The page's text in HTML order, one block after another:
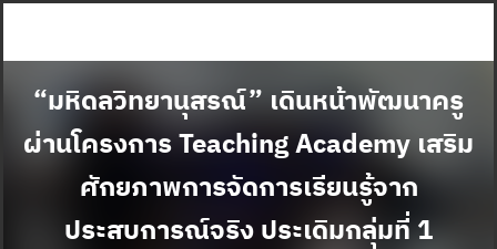
“มหิดลวิทยานุสรณ์” เดินหน้าพัฒนาครู
ผ่านโครงการ Teaching Academy เสริม
ศักยภาพการจัดการเรียนรู้จาก
ประสบการณ์จริง ประเดิมกลุ่มที่ 1